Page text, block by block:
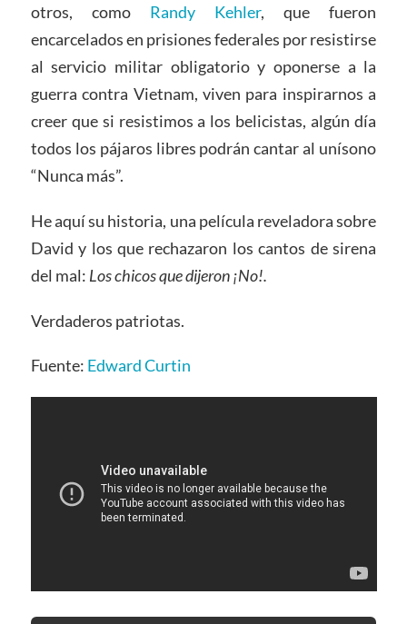
otros, como Randy Kehler, que fueron
encarcelados en prisiones federales por resistirse
al servicio militar obligatorio y oponerse a la
guerra contra Vietnam, viven para inspirarnos a
creer que si resistimos a los belicistas, algún día
todos los pájaros libres podrán cantar al unísono
“Nunca más”.
He aquí su historia, una película reveladora sobre
David y los que rechazaron los cantos de sirena
del mal: Los chicos que dijeron ¡No!.
Verdaderos patriotas.
Fuente: Edward Curtin